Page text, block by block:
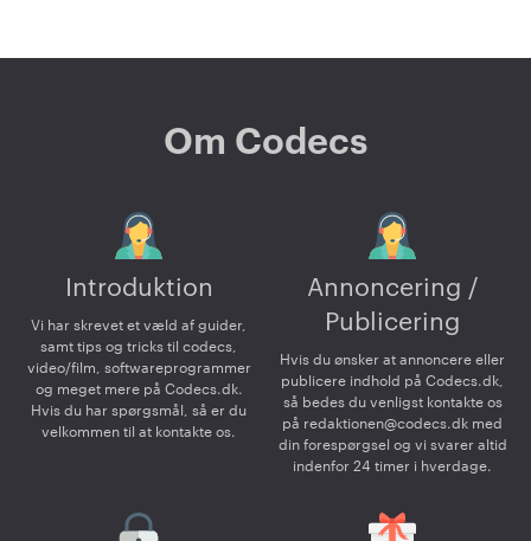
Om Codecs
Introduktion
Vi har skrevet et væld af guider,
samt tips og tricks til codecs,
video/film, softwareprogrammer
og meget mere på Codecs.dk.
Hvis du har spørgsmål, så er du
velkommen til at kontakte os.
Annoncering /
Publicering
Hvis du ønsker at annoncere eller
publicere indhold på Codecs.dk,
så bedes du venligst kontakte os
på redaktionen@codecs.dk med
din forespørgsel og vi svarer altid
indenfor 24 timer i hverdage.